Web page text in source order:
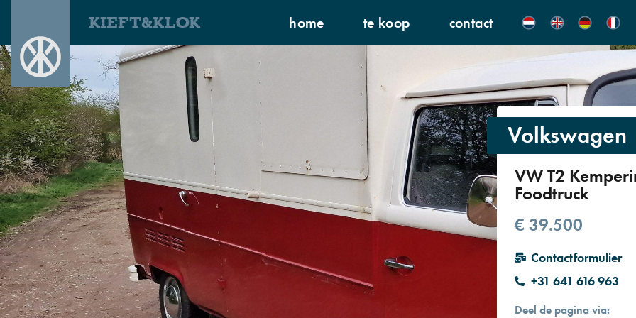
KIEFT&KLOK home te koop contact
Volkswagen
VW T2
Foodtruck
€ 39.500
Contactformulier
+31 641 616 963
Deel de pagina via: